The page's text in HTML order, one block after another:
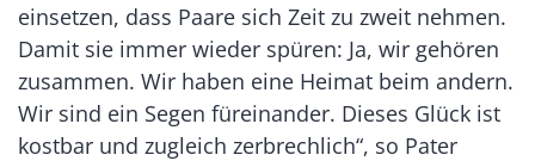
einsetzen, dass Paare sich Zeit zu zweit nehmen.
Damit sie immer wieder spüren: Ja, wir gehören
zusammen. Wir haben eine Heimat beim andern.
Wir sind ein Segen füreinander. Dieses Glück ist
kostbar und zugleich zerbrechlich“, so Pater